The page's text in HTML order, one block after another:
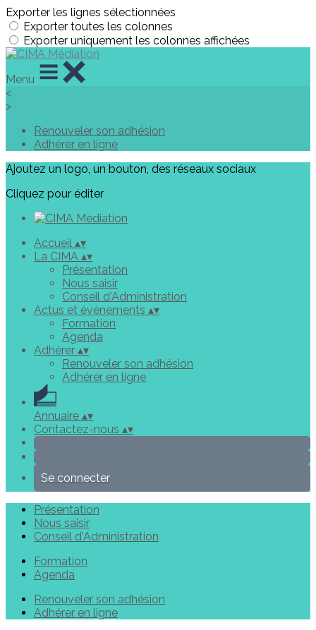
Exporter les lignes sélectionnées
Exporter toutes les colonnes
Exporter uniquement les colonnes affichées
Menu
<
>
Renouveler son adhésion
Adhérer en ligne
Ajoutez un logo, un bouton, des réseaux sociaux
Cliquez pour éditer
Accueil ▴▾
La CIMA ▴▾
Présentation
Nous saisir
Conseil d'Administration
Actus et événements ▴▾
Formation
Agenda
Adhérer ▴▾
Renouveler son adhésion
Adhérer en ligne
Annuaire ▴▾
Contactez-nous ▴▾
Se connecter
Présentation
Nous saisir
Conseil d'Administration
Formation
Agenda
Renouveler son adhésion
Adhérer en ligne